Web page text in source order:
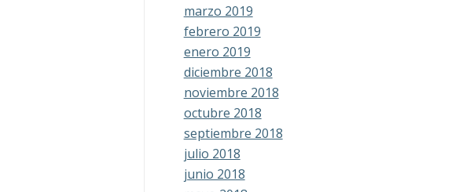
marzo 2019
febrero 2019
enero 2019
diciembre 2018
noviembre 2018
octubre 2018
septiembre 2018
julio 2018
junio 2018